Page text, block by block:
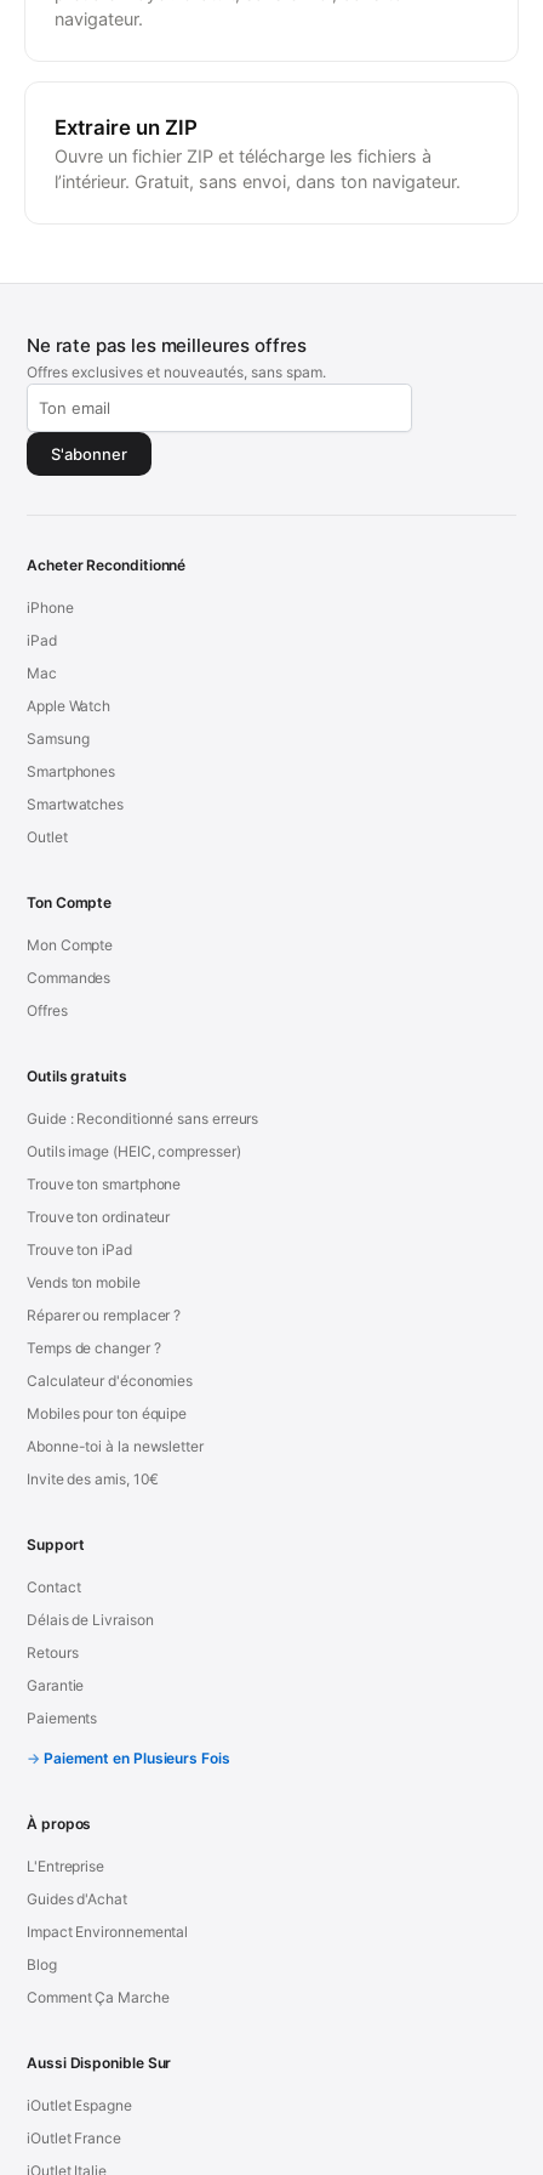
navigateur.
Extraire un ZIP
Ouvre un fichier ZIP et télécharge les fichiers à
l’intérieur. Gratuit, sans envoi, dans ton navigateur.
Ne rate pas les meilleures offres
Offres exclusives et nouveautés, sans spam.
S'abonner
Acheter Reconditionné
iPhone
iPad
Mac
Apple Watch
Samsung
Smartphones
Smartwatches
Outlet
Ton Compte
Mon Compte
Commandes
Offres
Outils gratuits
Guide : Reconditionné sans erreurs
Outils image (HEIC, compresser)
Trouve ton smartphone
Trouve ton ordinateur
Trouve ton iPad
Vends ton mobile
Réparer ou remplacer ?
Temps de changer ?
Calculateur d'économies
Mobiles pour ton équipe
Abonne-toi à la newsletter
Invite des amis, 10€
Support
Contact
Délais de Livraison
Retours
Garantie
Paiements
Paiement en Plusieurs Fois
À propos
L'Entreprise
Guides d'Achat
Impact Environnemental
Blog
Comment Ça Marche
Aussi Disponible Sur
iOutlet Espagne
iOutlet France
iOutlet Italie